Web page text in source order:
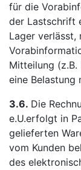
für die
der Lastschrift
Lager
Mitteilung (z.B.
eine Belastung
3.6. Die
e.U.erfolgt in
gelieferten
vom Kunden
des